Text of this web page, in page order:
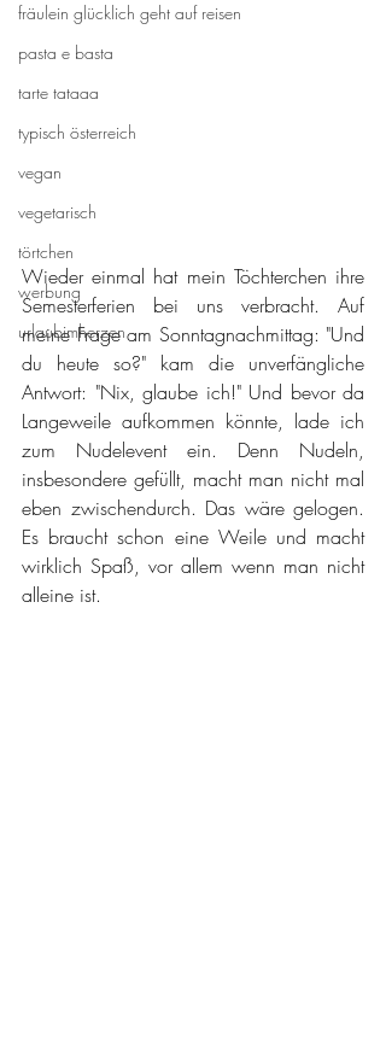
fräulein glücklich geht auf reisen
pasta e basta
tarte tataaa
typisch österreich
vegan
vegetarisch
törtchen
werbung
urlaubimherzen
Wieder einmal hat mein Töchterchen ihre
Semesterferien bei uns verbracht. Auf
meine Frage am Sonntagnachmittag: "Und
du heute so?" kam die unverfängliche
Antwort: "Nix, glaube ich!" Und bevor da
Langeweile aufkommen könnte, lade ich
zum Nudelevent ein. Denn Nudeln,
insbesondere gefüllt, macht man nicht mal
eben zwischendurch. Das wäre gelogen.
Es braucht schon eine Weile und macht
wirklich Spaß, vor allem wenn man nicht
alleine ist.